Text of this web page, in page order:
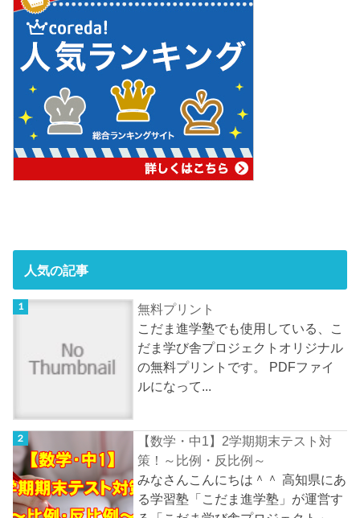
人気の記事
無料プリント
こだま進学塾でも使用している、こ
だま学び舎プロジェクトオリジナル
の無料プリントです。 PDFファイ
ルになって...
【数学・中1】2学期期末テスト対
策！～比例・反比例～
みなさんこんにちは＾＾ 高知県にあ
る学習塾「こだま進学塾」が運営す